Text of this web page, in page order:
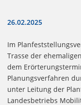
26.02.2025
Im
Trasse der
dem
Planungsverfahren
unter Leitung der
Landesbetriebs